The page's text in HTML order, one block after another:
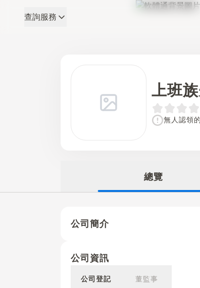
軟體通
查詢服務
上班
無人認領
總覽
公司簡介
公司資訊
公司登記 董監事